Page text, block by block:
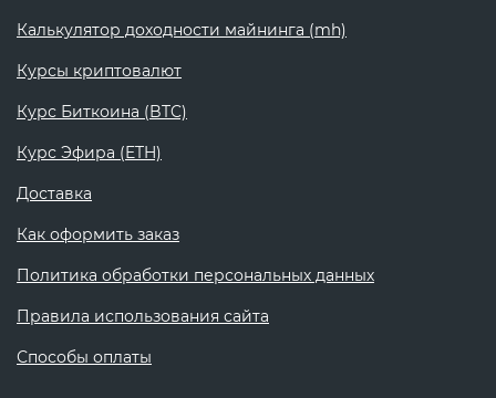
Калькулятор доходности майнинга (mh)
Курсы криптовалют
Курс Биткоина (BTC)
Курс Эфира (ETH)
Доставка
Как оформить заказ
Политика обработки персональных данных
Правила использования сайта
Способы оплаты